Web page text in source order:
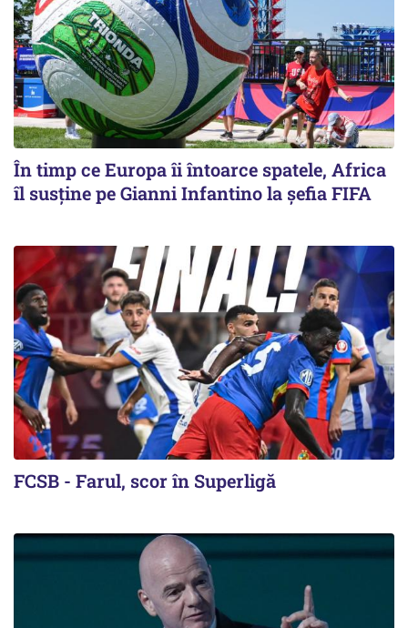
În timp ce Europa îi întoarce spatele, Africa
îl susține pe Gianni Infantino la șefia FIFA
FCSB - Farul, scor în Superligă